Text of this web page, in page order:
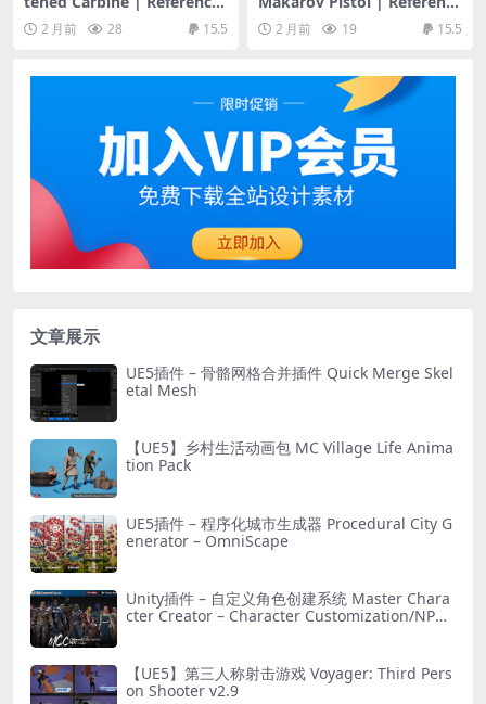
Pack2 月前 28 15.5
Pack2 月前 19 15.5
文章展示
UE5插件 – 骨骼网格合并插件 Quick Merge Skel
etal Mesh
【UE5】乡村生活动画包 MC Village Life Anima
tion Pack
UE5插件 – 程序化城市生成器 Procedural City G
enerator – OmniScape
Unity插件 – 自定义角色创建系统 Master Chara
cter Creator – Character Customization/NPC
【UE5】第三人称射击游戏 Voyager: Third Pers
on Shooter v2.9